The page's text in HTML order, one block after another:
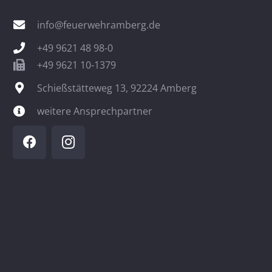
info@feuerwehramberg.de
+49 9621 48 98-0
+49 9621 10-1379
Schießstätteweg 13, 92224 Amberg
weitere Ansprechpartner